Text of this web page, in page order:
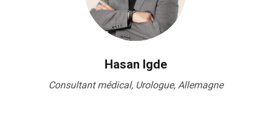
Hasan Igde
Consultant médical, Urologue, Allemagne